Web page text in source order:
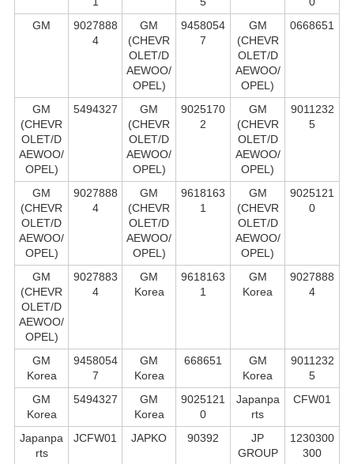
GM
9027888
4
GM
(CHEVR
OLET/D
AEWOO/
OPEL)
9458054
7
GM
(CHEVR
OLET/D
AEWOO/
OPEL)
0668651
GM
(CHEVR
OLET/D
AEWOO/
OPEL)
5494327
GM
(CHEVR
OLET/D
AEWOO/
OPEL)
9025170
2
GM
(CHEVR
OLET/D
AEWOO/
OPEL)
9011232
5
GM
(CHEVR
OLET/D
AEWOO/
OPEL)
9027888
4
GM
(CHEVR
OLET/D
AEWOO/
OPEL)
9618163
1
GM
(CHEVR
OLET/D
AEWOO/
OPEL)
9025121
0
GM
(CHEVR
OLET/D
AEWOO/
OPEL)
9027883
4
GM
Korea
9618163
1
GM
Korea
9027888
4
GM
Korea
9458054
7
GM
Korea
668651
GM
Korea
9011232
5
GM
Korea
5494327
GM
Korea
9025121
0
Japanpa
rts
CFW01
Japanpa
rts
JCFW01 JAPKO 90392
JP
GROUP
1230300
300